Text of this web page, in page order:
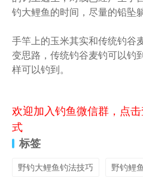
钓大鲤鱼的时间，尽量的铅坠
手竿上的玉米其实和传统钓谷
变思路，传统钓谷麦钓可以钓
样可以钓到。
欢迎加入钓鱼微信群，点
式
标签
野钓大鲤鱼钓法技巧 野钓鲤